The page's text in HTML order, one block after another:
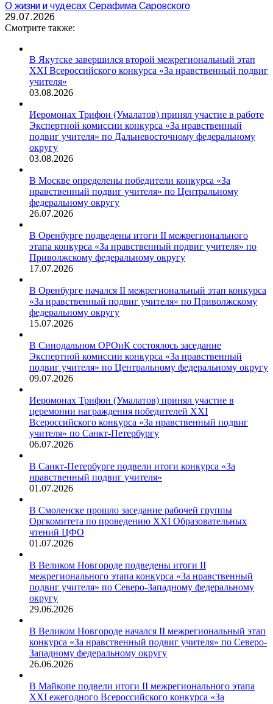
О жизни и чудесах Серафима Саровского
29.07.2026
Смотрите также:
В Якутске завершился второй межрегиональный этап
XXI Всероссийского конкурса «За нравственный подвиг
учителя»
03.08.2026
Иеромонах Трифон (Умалатов) принял участие в работе
Экспертной комиссии конкурса «За нравственный
подвиг учителя» по Дальневосточному федеральному
округу
03.08.2026
В Москве определены победители конкурса «За
нравственный подвиг учителя» по Центральному
федеральному округу
26.07.2026
В Оренбурге подведены итоги II межрегионального
этапа конкурса «За нравственный подвиг учителя» по
Приволжскому федеральному округу
17.07.2026
В Оренбурге начался II межрегиональный этап конкурса
«За нравственный подвиг учителя» по Приволжскому
федеральному округу
15.07.2026
В Синодальном ОРОиК состоялось заседание
Экспертной комиссии конкурса «За нравственный
подвиг учителя» по Центральному федеральному округу
09.07.2026
Иеромонах Трифон (Умалатов) принял участие в
церемонии награждения победителей XXI
Всероссийского конкурса «За нравственный подвиг
учителя» по Санкт-Петербургу
06.07.2026
В Санкт-Петербурге подвели итоги конкурса «За
нравственный подвиг учителя»
01.07.2026
В Смоленске прошло заседание рабочей группы
Оргкомитета по проведению XXI Образовательных
чтений ЦФО
01.07.2026
В Великом Новгороде подведены итоги II
межрегионального этапа конкурса «За нравственный
подвиг учителя» по Северо-Западному федеральному
округу
29.06.2026
В Великом Новгороде начался II межрегиональный этап
конкурса «За нравственный подвиг учителя» по Северо-
Западному федеральному округу
26.06.2026
В Майкопе подвели итоги II межрегионального этапа
XXI ежегодного Всероссийского конкурса «За